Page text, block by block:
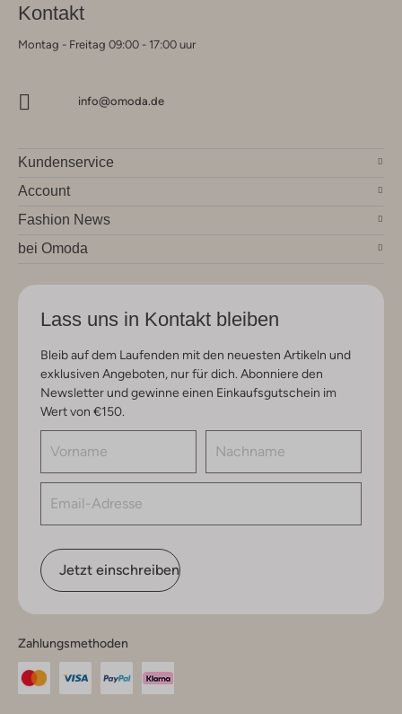
Kontakt
Montag - Freitag 09:00 - 17:00 uur
info@omoda.de
Kundenservice
Account
Fashion News
bei Omoda
Lass uns in Kontakt bleiben
Bleib auf dem Laufenden mit den neuesten Artikeln und
exklusiven Angeboten, nur für dich. Abonniere den
Newsletter und gewinne einen Einkaufsgutschein im
Wert von €150.
Jetzt einschreiben
Zahlungsmethoden